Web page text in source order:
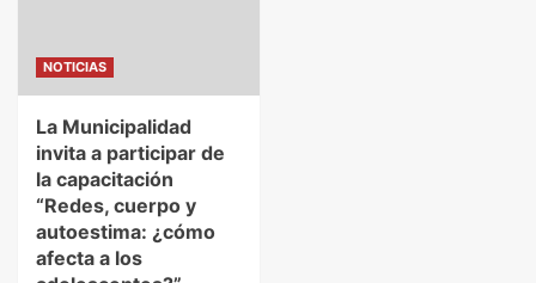
NOTICIAS
La Municipalidad
invita a participar de
la capacitación
“Redes, cuerpo y
autoestima: ¿cómo
afecta a los